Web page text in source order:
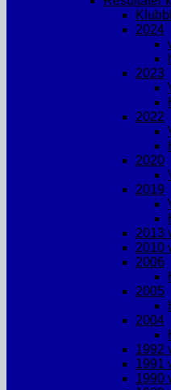
2024
2023
2022
2020
2019
2013
2010
2006
2005
2004
1992
1991
1990